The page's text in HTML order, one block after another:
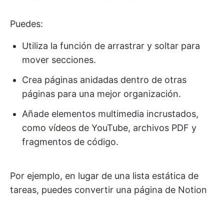
Puedes:
Utiliza la función de arrastrar y soltar para
mover secciones.
Crea páginas anidadas dentro de otras
páginas para una mejor organización.
Añade elementos multimedia incrustados,
como vídeos de YouTube, archivos PDF y
fragmentos de código.
Por ejemplo, en lugar de una lista estática de
tareas, puedes convertir una página de Notion